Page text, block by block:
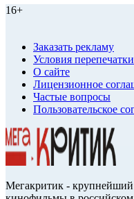
16+
Заказать рекламу
Условия перепечатки
О сайте
Лицензионное
Частые вопросы
Пользовательское
Мегакритик - крупнейший